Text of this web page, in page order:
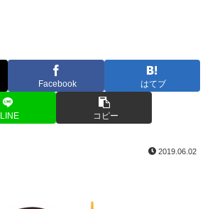
Facebook はてブ
LINE コピー
2019.06.02